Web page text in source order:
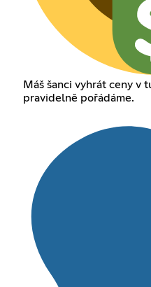
Máš šanci vyhrát ceny v
pravidelně pořádáme.